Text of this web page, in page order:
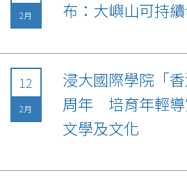
2月
布：大嶼山可持
12
2月
浸大國際學院「
周年 培育年輕
文學及文化